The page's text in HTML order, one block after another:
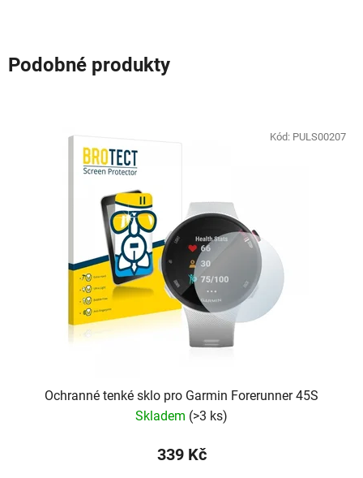
Podobné produkty
Ochranné tenké sklo pro Garmin Forerunner 45S
Skladem (>3 ks)
339 Kč
Kód: PULS00207